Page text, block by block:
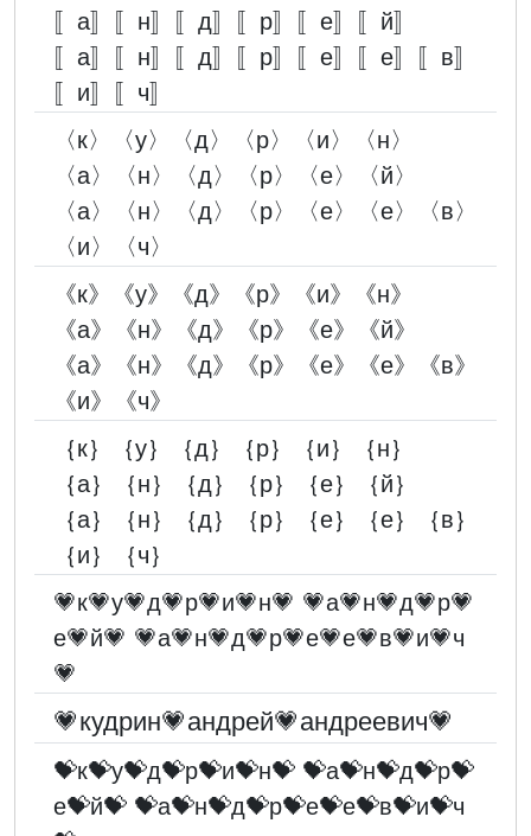
〚а〛〚н〛〚д〛〚р〛〚е〛〚й〛
〚а〛〚н〛〚д〛〚р〛〚е〛〚е〛〚в〛
〚и〛〚ч〛
〈к〉〈у〉〈д〉〈р〉〈и〉〈н〉
〈а〉〈н〉〈д〉〈р〉〈е〉〈й〉
〈а〉〈н〉〈д〉〈р〉〈е〉〈е〉〈в〉
〈и〉〈ч〉
《к》《у》《д》《р》《и》《н》
《а》《н》《д》《р》《е》《й》
《а》《н》《д》《р》《е》《е》《в》
《и》《ч》
｛к｝｛у｝｛д｝｛р｝｛и｝｛н｝
｛а｝｛н｝｛д｝｛р｝｛е｝｛й｝
｛а｝｛н｝｛д｝｛р｝｛е｝｛е｝｛в｝
｛и｝｛ч｝
💗к💗у💗д💗р💗и💗н💗 💗а💗н💗д💗р💗
е💗й💗 💗а💗н💗д💗р💗е💗е💗в💗и💗ч
💗
💗кудрин💗андрей💗андреевич💗
💝к💝у💝д💝р💝и💝н💝 💝а💝н💝д💝р💝
е💝й💝 💝а💝н💝д💝р💝е💝е💝в💝и💝ч